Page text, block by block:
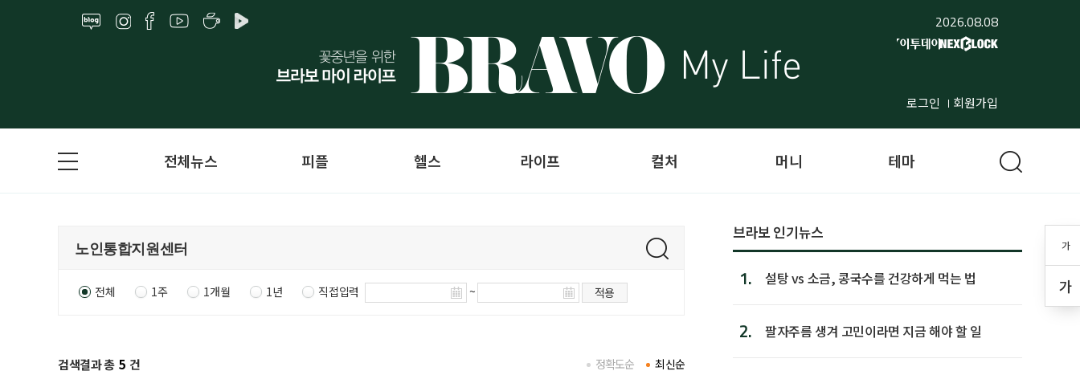
2026.08.08
로그인 회원가입
가
가
전체뉴스 피플 헬스 라이프 컬처 머니 테마
전체 1주 1개월 1년 직접입력 ~ 적용
검색결과 총 5 건 최신순
정확도순
브라보 인기뉴스
1. 설탕 vs 소금, 콩국수를 건강하게 먹는 법
2. 팔자주름 생겨 고민이라면 지금 해야 할 일